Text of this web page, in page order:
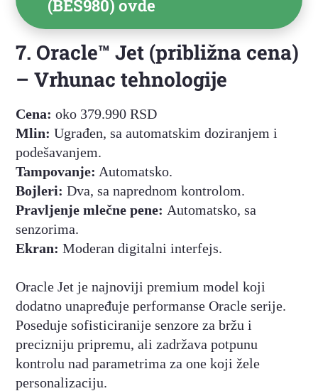
(BES980)ovde
7. Oracle™ Jet (približna cena)
– Vrhunac tehnologije
Cena: oko 379.990 RSD
Mlin: Ugrađen, sa automatskim doziranjem i
podešavanjem.
Tampovanje: Automatsko.
Bojleri: Dva, sa naprednom kontrolom.
Pravljenje mlečne pene: Automatsko, sa
senzorima.
Ekran: Moderan digitalni interfejs.
Oracle Jet je najnoviji premium model koji
dodatno unapređuje performanse Oracle serije.
Poseduje sofisticiranije senzore za bržu i
precizniju pripremu, ali zadržava potpunu
kontrolu nad parametrima za one koji žele
personalizaciju.